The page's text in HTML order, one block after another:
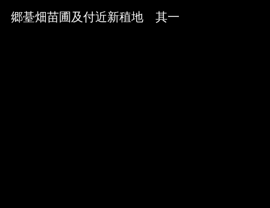
Media Viewer
郷䑓畑苗圃及付近新稙地 其一